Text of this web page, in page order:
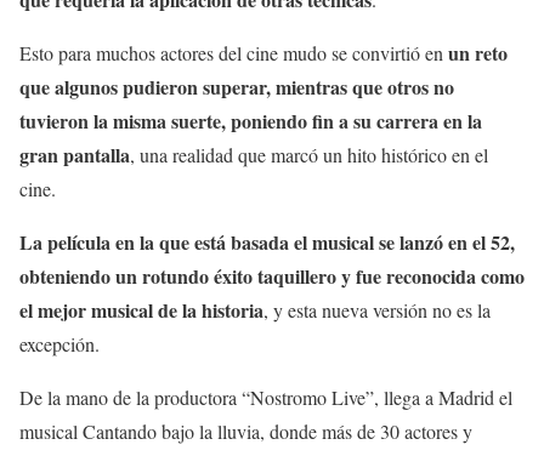
Esto para muchos actores del cine mudo se convirtió en un reto
que algunos pudieron superar, mientras que otros no
tuvieron la misma suerte, poniendo fin a su carrera en la
gran pantalla, una realidad que marcó un hito histórico en el
cine.
La película en la que está basada el musical se lanzó en el 52,
obteniendo un rotundo éxito taquillero y fue reconocida como
el mejor musical de la historia, y esta nueva versión no es la
excepción.
De la mano de la productora “Nostromo Live”, llega a Madrid el
musical Cantando bajo la lluvia, donde más de 30 actores y